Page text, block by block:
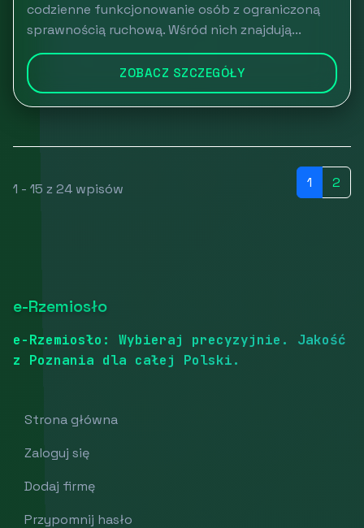
codzienne funkcjonowanie osób z ograniczoną
sprawnością ruchową. Wśród nich znajdują...
ZOBACZ SZCZEGÓŁY
1 - 15 z 24 wpisów 1 2
e-Rzemiosło
e-Rzemiosło: Wybieraj precyzyjnie. Jakość
z Poznania dla całej Polski.
Strona główna
Zaloguj się
Dodaj firmę
Przypomnij hasło